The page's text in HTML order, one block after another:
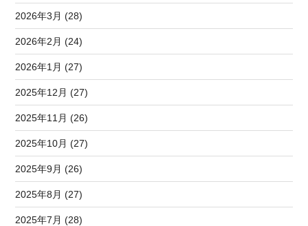
2026年3月 (28)
2026年2月 (24)
2026年1月 (27)
2025年12月 (27)
2025年11月 (26)
2025年10月 (27)
2025年9月 (26)
2025年8月 (27)
2025年7月 (28)